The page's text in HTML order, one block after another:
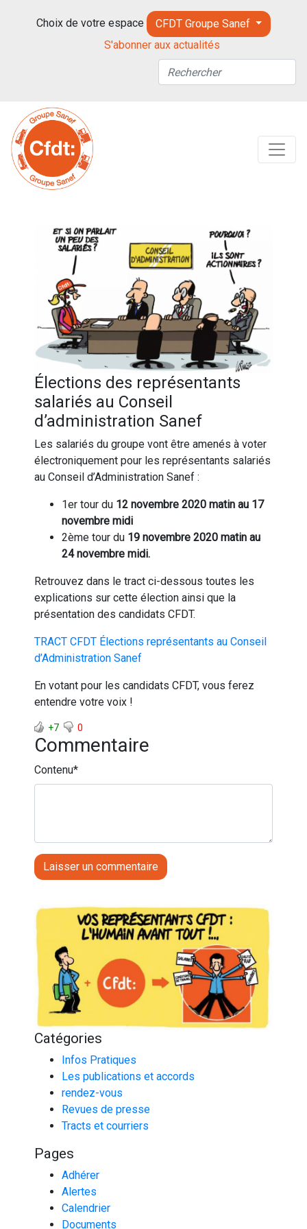
Choix de votre espace
CFDT Groupe Sanef
S'abonner aux actualités
Élections des représentants
salariés au Conseil
d’administration Sanef
Les salariés du groupe vont être amenés à voter
électroniquement pour les représentants salariés
au Conseil d’Administration Sanef :
1er tour du 12 novembre 2020 matin au 17
novembre midi
2ème tour du 19 novembre 2020 matin au
24 novembre midi.
Retrouvez dans le tract ci-dessous toutes les
explications sur cette élection ainsi que la
présentation des candidats CFDT.
TRACT CFDT Élections représentants au Conseil
d’Administration Sanef
En votant pour les candidats CFDT, vous ferez
entendre votre voix !
+7 0
Commentaire
Contenu*
Catégories
Infos Pratiques
Les publications et accords
rendez-vous
Revues de presse
Tracts et courriers
Pages
Adhérer
Alertes
Calendrier
Documents